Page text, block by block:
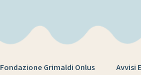
Fondazione Grimaldi Onlus Avvisi